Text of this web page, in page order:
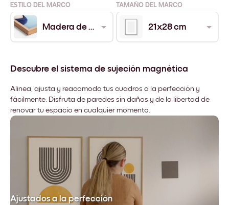
ESTILO DEL MARCO TAMAÑO DEL MARCO
Madera de Roble 21x28 cm
Descubre el sistema de sujeción magnética
Alinea, ajusta y reacomoda tus cuadros a la perfección y
fácilmente. Disfruta de paredes sin daños y de la libertad de
renovar tu espacio en cualquier momento.
Ajustados a la perfección